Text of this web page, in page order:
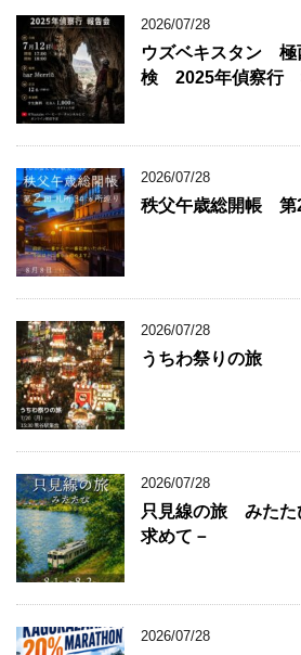
2026/07/28
ウズベキスタン 極
検 2025年偵察行
2026/07/28
秩父午歳総開帳 第
2026/07/28
うちわ祭りの旅
2026/07/28
只見線の旅 みた
求めて－
2026/07/28